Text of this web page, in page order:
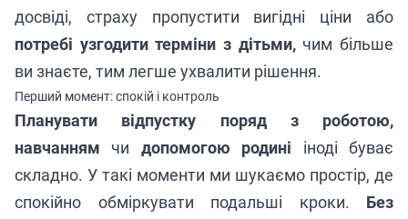
досвіді, страху пропустити вигідні ціни або
потребі узгодити терміни з дітьми,чим більше
ви знаєте, тим легше ухвалити рішення.
Перший момент: спокій і контроль
Планувати відпустку поряд з роботою,
навчанням чи допомогою родині іноді буває
складно. У такі моменти ми шукаємо простір, де
спокійно обміркувати подальші кроки. Без